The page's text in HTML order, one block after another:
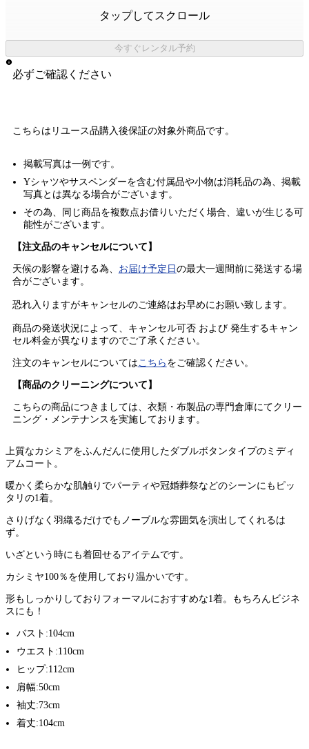
タップしてスクロール
今すぐレンタル予約
必ずご確認ください
こちらはリユース品購入後保証の対象外商品です。
掲載写真は一例です。
Yシャツやサスペンダーを含む付属品や小物は消耗品の為、掲載
写真とは異なる場合がございます。
その為、同じ商品を複数点お借りいただく場合、違いが生じる可
能性がございます。
【注文品のキャンセルについて】
天候の影響を避ける為、 お届け予定日 の最大一週間前に発送する場
合がございます。
恐れ入りますがキャンセルのご連絡はお早めにお願い致します。
商品の発送状況によって、キャンセル可否 および 発生するキャン
セル料金が異なりますのでご了承ください。
注文のキャンセルについてはこちら をご確認ください。
【商品のクリーニングについて】
こちらの商品につきましては、衣類・布製品の専門倉庫にてクリー
ニング・メンテナンスを実施しております。
上質なカシミアをふんだんに使用したダブルボタンタイプのミディ
アムコート。
暖かく柔らかな肌触りでパーティや冠婚葬祭などのシーンにもピッ
タリの1着。
さりげなく羽織るだけでもノーブルな雰囲気を演出してくれるは
ず。
いざという時にも着回せるアイテムです。
カシミヤ100％を使用しており温かいです。
形もしっかりしておりフォーマルにおすすめな1着。もちろんビジネ
スにも！
バスト:104cm
ウエスト:110cm
ヒップ:112cm
肩幅:50cm
袖丈:73cm
着丈:104cm